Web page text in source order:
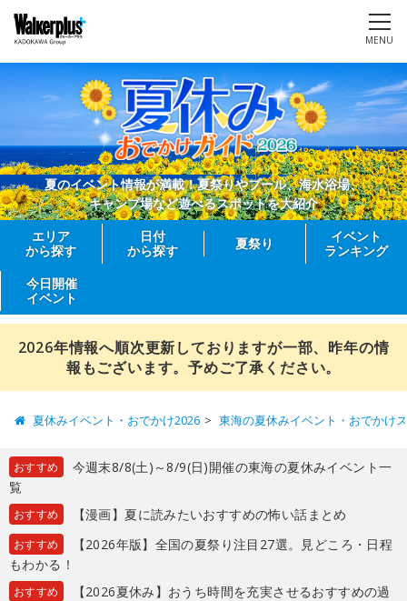
MENU
夏のイベント情報が満載！夏祭りやプール、海水浴場、
キャンプ場など遊べるスポットを大紹介
エリア
から探す
日付
から探す
夏祭り
イベント
ランキング
今日開催
イベント
2026年情報へ順次更新しておりますが一部、昨年の情
報もございます。予めご了承ください。
夏休みイベント・おでかけ2026 東海の夏休みイベント・おでかけ
おすすめ
今週末8/8(土)～8/9(日)開催の東海の夏休みイベント一
覧
おすすめ 【漫画】夏に読みたいおすすめの怖い話まとめ
おすすめ
【2026年版】全国の夏祭り注目27選。見どころ・日程
もわかる！
おすすめ
【2026夏休み】おうち時間を充実させるおすすめの過